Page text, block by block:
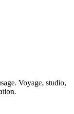
Voyage, studio,